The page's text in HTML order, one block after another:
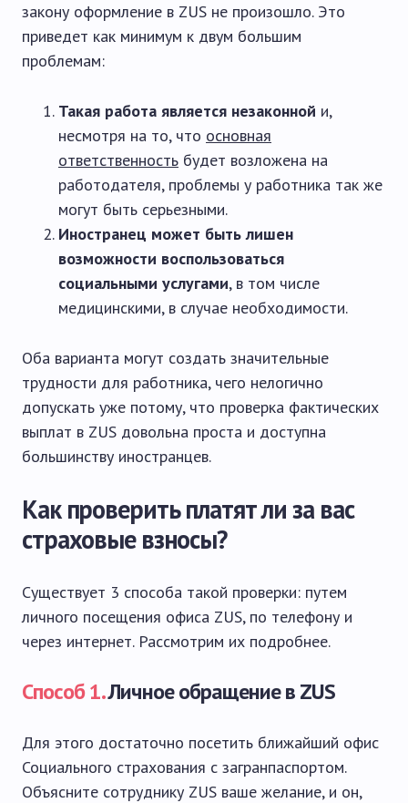
закону оформление в ZUS не произошло. Это
приведет как минимум к двум большим
проблемам:
Такая работа является незаконной и,
несмотря на то, что основная
ответственность будет возложена на
работодателя, проблемы у работника так же
могут быть серьезными.
Иностранец может быть лишен
возможности воспользоваться
социальными услугами, в том числе
медицинскими, в случае необходимости.
Оба варианта могут создать значительные
трудности для работника, чего нелогично
допускать уже потому, что проверка фактических
выплат в ZUS довольна проста и доступна
большинству иностранцев.
Как проверить платят ли за вас
страховые взносы?
Существует 3 способа такой проверки: путем
личного посещения офиса ZUS, по телефону и
через интернет. Рассмотрим их подробнее.
Способ 1.Личное обращение в ZUS
Для этого достаточно посетить ближайший офис
Социального страхования с загранпаспортом.
Объясните сотруднику ZUS ваше желание, и он,